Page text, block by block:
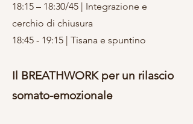
18:15 – 18:30/45 | Integrazione e
cerchio di chiusura
18:45 - 19:15 | Tisana e spuntino
Il BREATHWORK per un rilascio
somato-emozionale